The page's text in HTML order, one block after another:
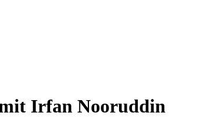
Irfan Nooruddin